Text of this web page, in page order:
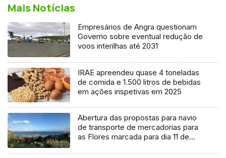
Mais Notícias
Empresários de Angra questionam
Governo sobre eventual redução de
voos interilhas até 2031
IRAE apreendeu quase 4 toneladas
de comida e 1.500 litros de bebidas
em ações inspetivas em 2025
Abertura das propostas para navio
de transporte de mercadorias para
as Flores marcada para dia 11 de